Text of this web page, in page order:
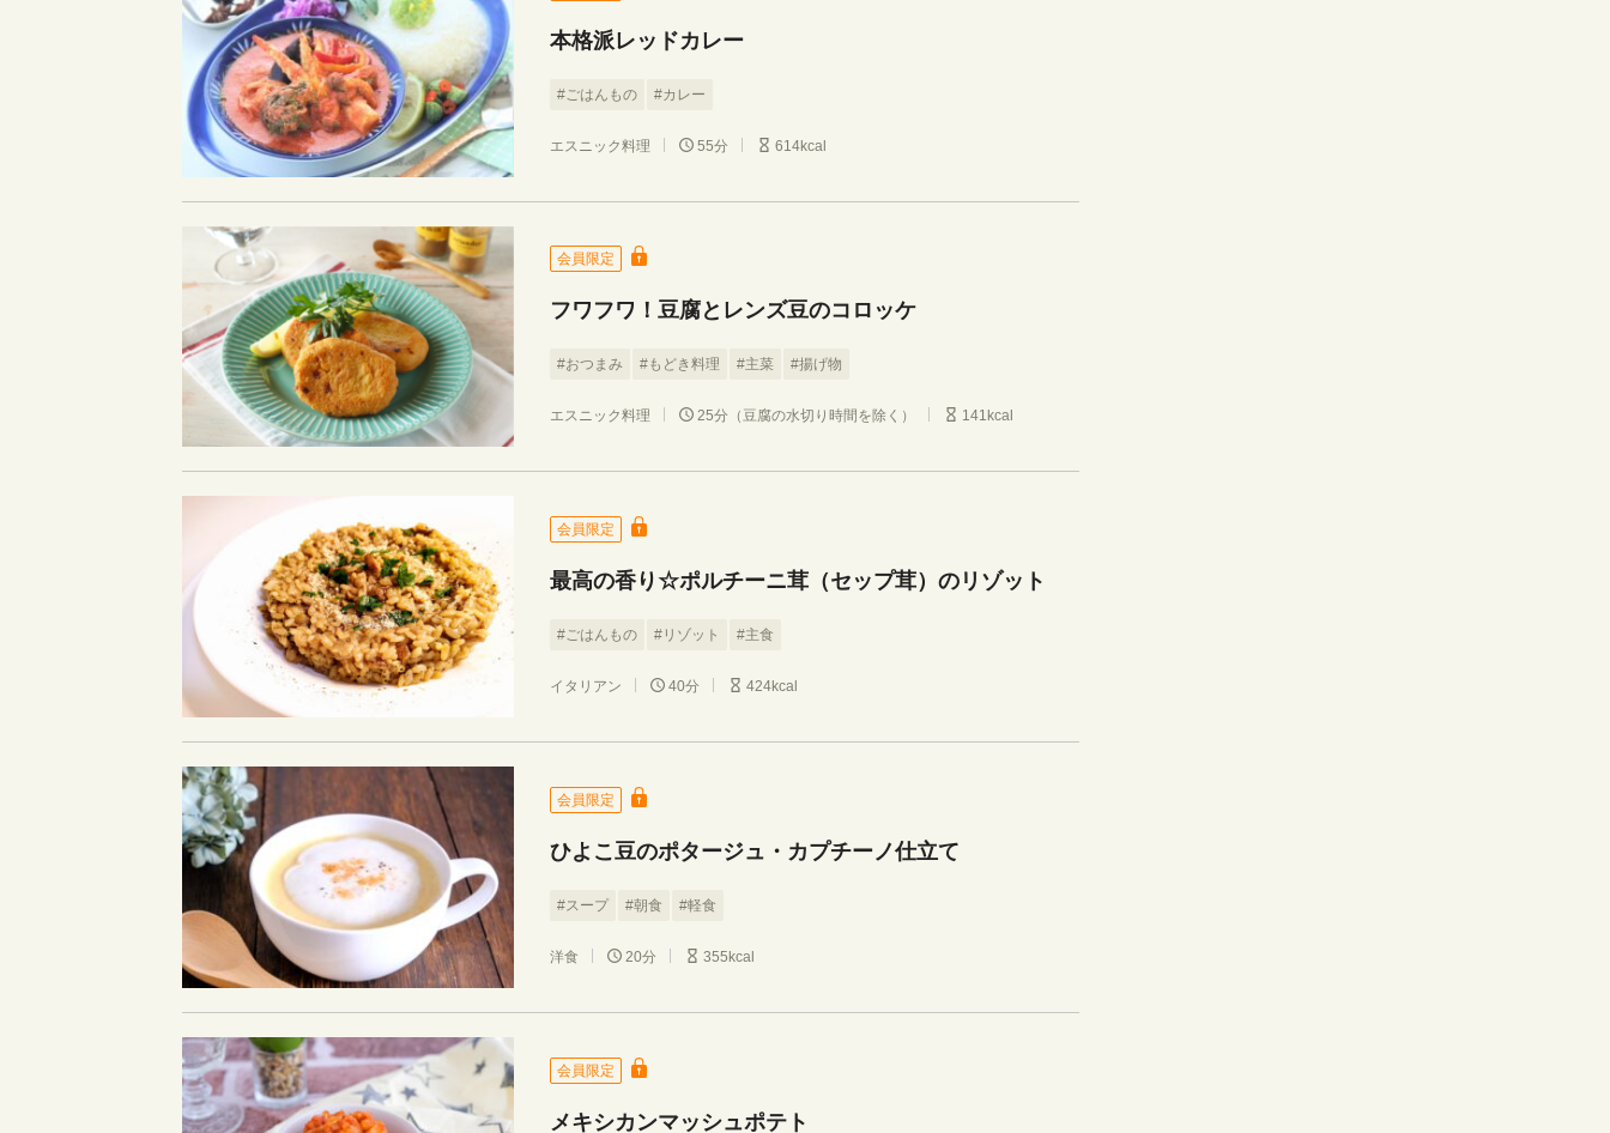
本格派レッドカレー
#ごはんもの #カレー
エスニック料理 55分 614kcal
会員限定
フワフワ！豆腐とレンズ豆のコロッケ
#おつまみ #もどき料理 #主菜 #揚げ物
エスニック料理 25分（豆腐の水切り時間を除く） 141kcal
会員限定
最高の香り☆ポルチーニ茸（セップ茸）のリゾット
#ごはんもの #リゾット #主食
イタリアン 40分 424kcal
会員限定
ひよこ豆のポタージュ・カプチーノ仕立て
#スープ #朝食 #軽食
洋食 20分 355kcal
会員限定
メキシカンマッシュポテト